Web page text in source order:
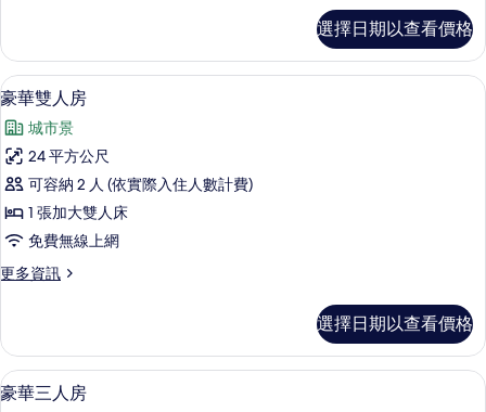
片
房
(Studio)
的
情
選擇日期以查看價格
顯
示
豪
華
雙
人
的
有
相
片
10
豪華雙人房
城市景
24 平方公尺
可容納 2 人 (依實際入住人數計費)
1 張加大雙人床
免費無線上網
更多資訊
更
雙
人
房
選擇日期以查看價格
顯18
豪華三人房